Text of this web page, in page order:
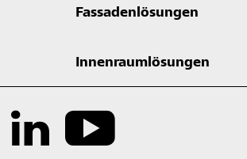
Fassadenlösungen
Innenraumlösungen